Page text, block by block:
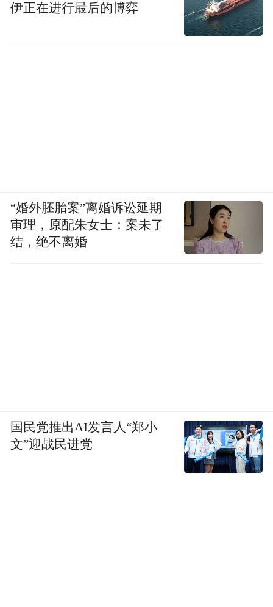
伊正在进行最后的博弈
“婚外胚胎案”离婚诉讼延期
审理，原配朱女士：案未了
结，绝不离婚
国民党推出AI发言人“郑小
文”迎战民进党